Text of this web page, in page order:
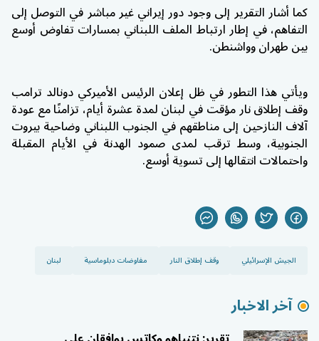
كما أشار التقرير إلى وجود دور إيراني غير مباشر في التوصل إلى
التفاهم، في إطار ارتباط الملف اللبناني بمسارات تفاوض أوسع
بين طهران وواشنطن.
ويأتي هذا التطور في ظل إعلان الرئيس الأميركي دونالد ترامب
وقف إطلاق نار مؤقت في لبنان لمدة عشرة أيام، تزامنًا مع عودة
آلاف النازحين إلى مناطقهم في الجنوب اللبناني وضاحية بيروت
الجنوبية، وسط ترقب لمدى صمود الهدنة في الأيام المقبلة
واحتمالات انتقالها إلى تسوية أوسع.
الجيش الإسرائيلي وقف إطلاق النار مفاوضات دبلوماسية لبنان
آخر الاخبار